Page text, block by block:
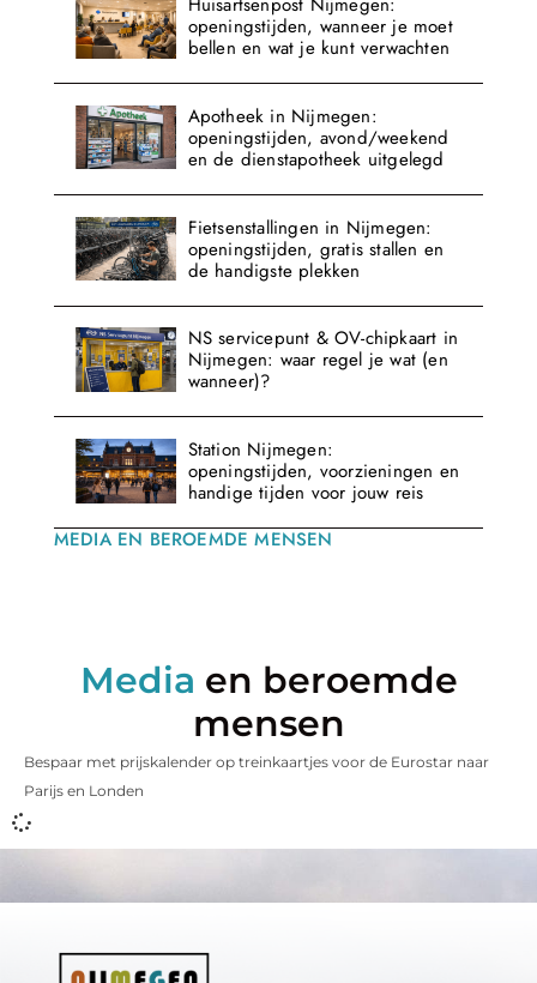
openingstijden, wanneer je moet
bellen en wat je kunt verwachten
Apotheek in Nijmegen:
openingstijden, avond/weekend
en de dienstapotheek uitgelegd
Fietsenstallingen in Nijmegen:
openingstijden, gratis stallen en
de handigste plekken
NS servicepunt & OV-chipkaart in
Nijmegen: waar regel je wat (en
wanneer)?
Station Nijmegen:
openingstijden, voorzieningen en
handige tijden voor jouw reis
MEDIA EN BEROEMDE MENSEN
Media en beroemde
mensen
Bespaar met prijskalender op treinkaartjes voor de Eurostar naar
Parijs en Londen